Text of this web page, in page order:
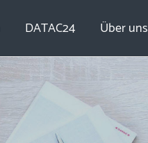
DATAC24 Über uns